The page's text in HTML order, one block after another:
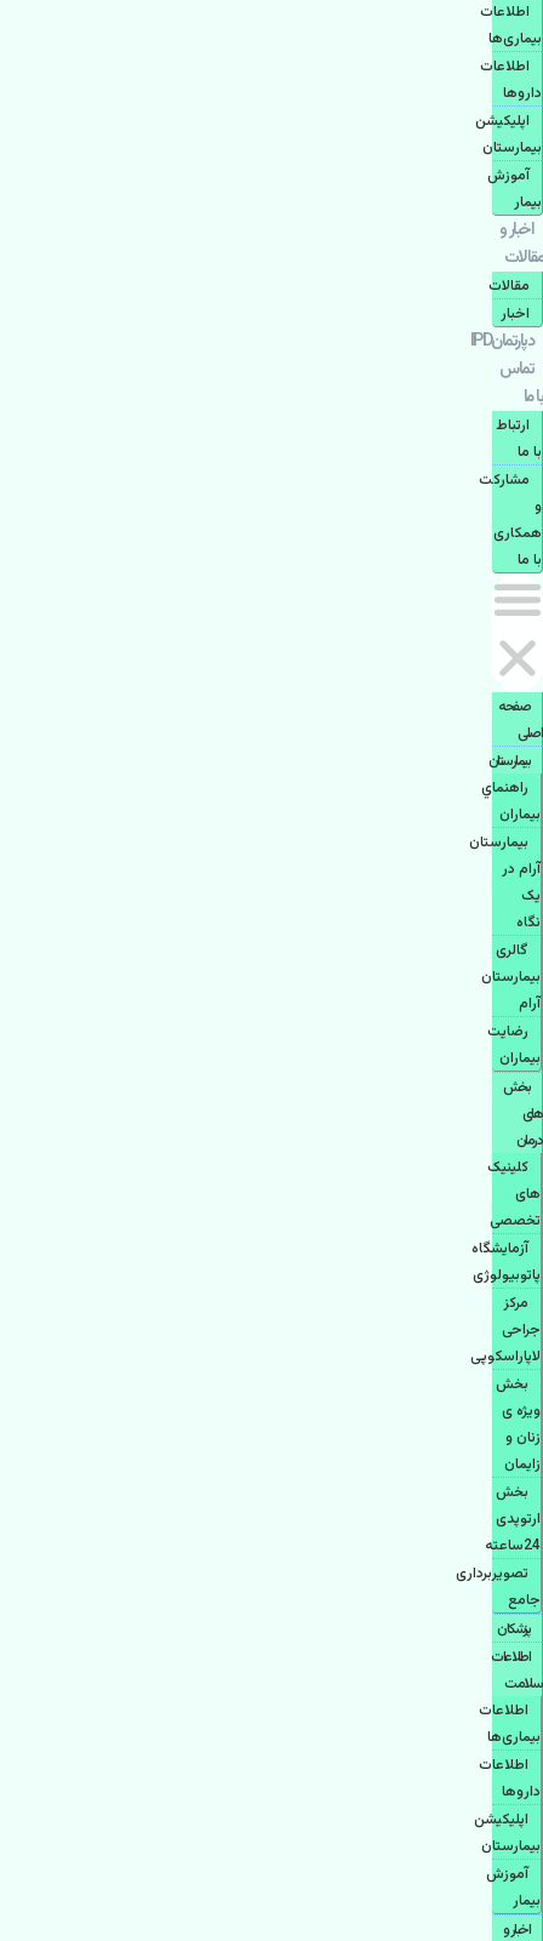
اطلاعات
بیماری‌ها
اطلاعات
دارو‌ها
اپليكيشن
بيمارستان
آموزش
بیمار
اخبار و
مقالات
مقالات
اخبار
دپارتمانIPD
تماس
با ما
ارتباط
با ما
مشاركت
و
همكاری
با ما
صفحه
اصلی
بيمارستان
راهنماي
بیماران
بیمارستان
آرام در
یک
نگاه
گالری
بیمارستان
آرام
رضایت
بیماران
بخش
های
درمان
کلینیک
های
تخصصی
آزمایشگاه
پاتوبیولوژی
مرکز
جراحی
لاپاراسکوپی
بخش
ویژه ی
زنان و
زایمان
بخش
ارتوپدی
24ساعته
تصویربرداری
جامع
پزشكان
اطلاعات
سلامت
اطلاعات
بیماری‌ها
اطلاعات
دارو‌ها
اپليكيشن
بيمارستان
آموزش
بیمار
اخبار و